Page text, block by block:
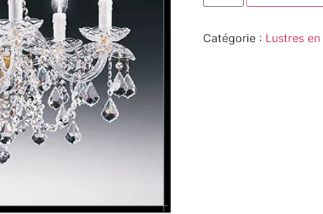
Catégorie : Lustres